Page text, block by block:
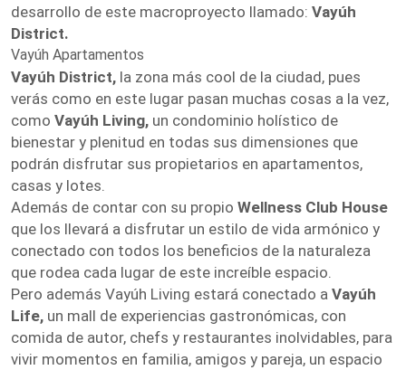
desarrollo de este macroproyecto llamado: Vayúh
District.
Vayúh Apartamentos
Vayúh District, la zona más cool de la ciudad, pues
verás como en este lugar pasan muchas cosas a la vez,
como Vayúh Living, un condominio holístico de
bienestar y plenitud en todas sus dimensiones que
podrán disfrutar sus propietarios en apartamentos,
casas y lotes.
Además de contar con su propio Wellness Club House
que los llevará a disfrutar un estilo de vida armónico y
conectado con todos los beneficios de la naturaleza
que rodea cada lugar de este increíble espacio.
Pero además Vayúh Living estará conectado a Vayúh
Life, un mall de experiencias gastronómicas, con
comida de autor, chefs y restaurantes inolvidables, para
vivir momentos en familia, amigos y pareja, un espacio